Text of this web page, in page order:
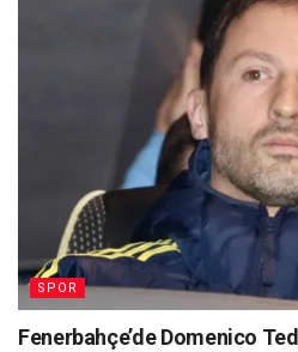
SPOR
Fenerbahçe’de Domenico